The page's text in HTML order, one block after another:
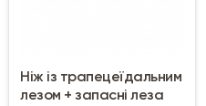
Ніж із трапецеїдальним
лезом + запасні леза